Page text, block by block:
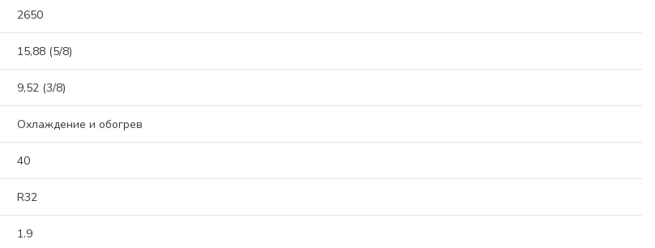
2650
15,88 (5/8)
9,52 (3/8)
Охлаждение и обогрев
40
R32
1.9